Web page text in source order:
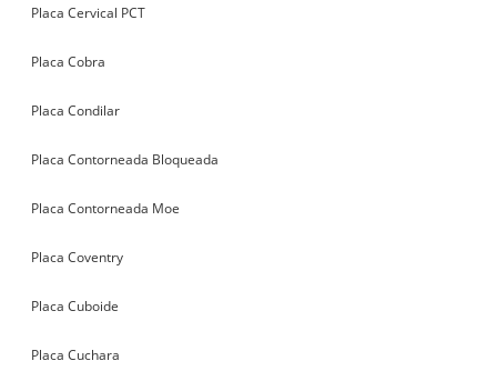
Placa Cervical PCT
Placa Cobra
Placa Condilar
Placa Contorneada Bloqueada
Placa Contorneada Moe
Placa Coventry
Placa Cuboide
Placa Cuchara